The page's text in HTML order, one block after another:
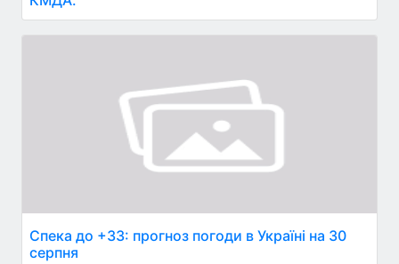
Спека до +33: прогноз погоди в Україні на 30
серпня